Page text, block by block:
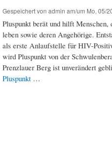
Gespeichert von admin am/um Mo, 05/
Pluspunkt berät und hilft
leben sowie deren Angehörige.
als erste Anlaufstelle für HIV-
wird Pluspunkt von der
Prenzlauer Berg ist unverändert
Pluspunkt …